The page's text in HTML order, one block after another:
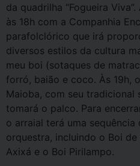
da quadrilha “Fogueira
às 18h com a Companhia
parafolclórico que irá
diversos estilos da cultura
meu boi (sotaques de
forró, baião e coco. Às 19h,
Maioba, com seu tradicional
tomará o palco. Para
o arraial terá uma
orquestra, incluindo o Boi
Axixá e o Boi Pirilampo.